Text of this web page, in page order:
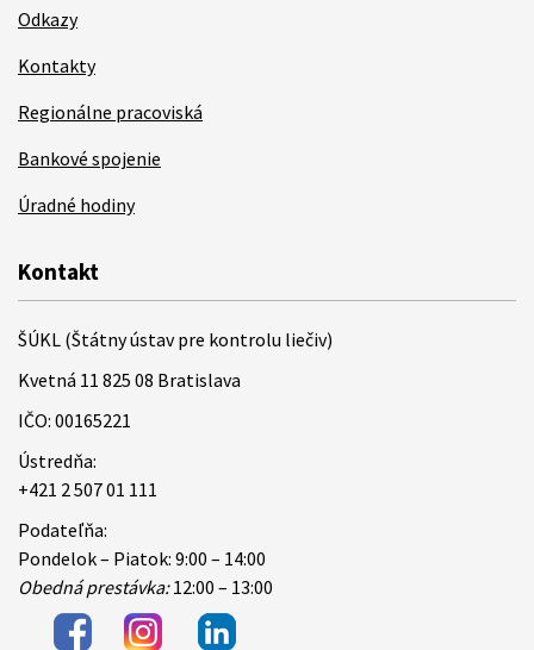
Odkazy
Kontakty
Regionálne pracoviská
Bankové spojenie
Úradné hodiny
Kontakt
ŠÚKL (Štátny ústav pre kontrolu liečiv)
Kvetná 11 825 08 Bratislava
IČO: 00165221
Ústredňa:
+421 2 507 01 111
Podateľňa:
Pondelok – Piatok: 9:00 – 14:00
Obedná prestávka:12:00 – 13:00